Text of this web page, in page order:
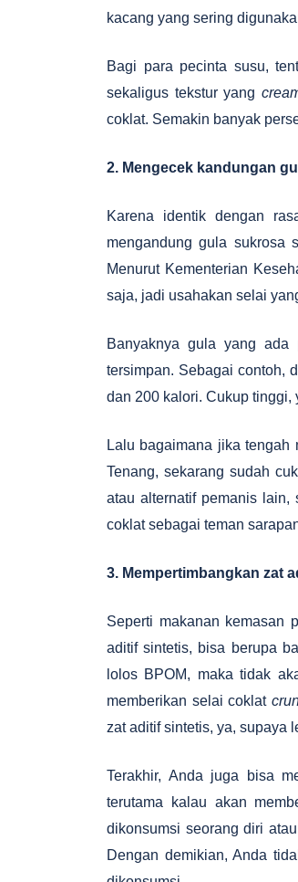
kacang yang sering
Bagi para pecinta susu,
sekaligus tekstur yang
coklat. Semakin banyak
2. Mengecek kandungan
Karena identik dengan
mengandung gula sukrosa
Menurut Kementerian
saja, jadi usahakan selai
Banyaknya gula yang
tersimpan. Sebagai contoh,
dan 200 kalori. Cukup tinggi,
Lalu bagaimana jika
Tenang, sekarang sudah
atau alternatif pemanis lain,
coklat sebagai teman
3. Mempertimbangkan zat
Seperti makanan kemasan
aditif sintetis, bisa berupa
lolos BPOM, maka tidak
memberikan selai coklat
zat aditif sintetis, ya, supaya
Terakhir, Anda juga bisa
terutama kalau akan
dikonsumsi seorang diri
Dengan demikian, Anda